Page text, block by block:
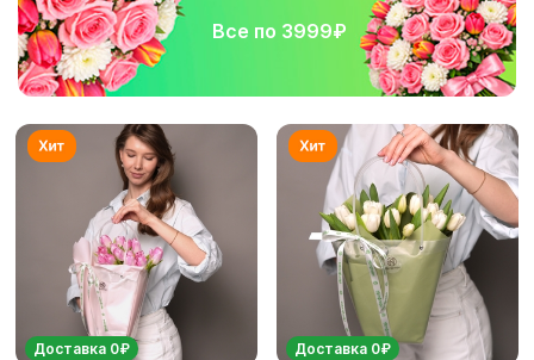
Все по 3999₽
Доставка 0₽ Доставка 0₽